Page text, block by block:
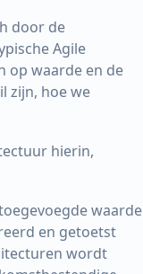
door de
Agile
op waarde en de
zijn, hoe we
hierin,
waarde
en getoetst
wordt